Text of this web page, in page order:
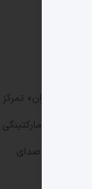
شمال ایران» تمرکز
گوریلا مارکتینگی
پرسروصدای